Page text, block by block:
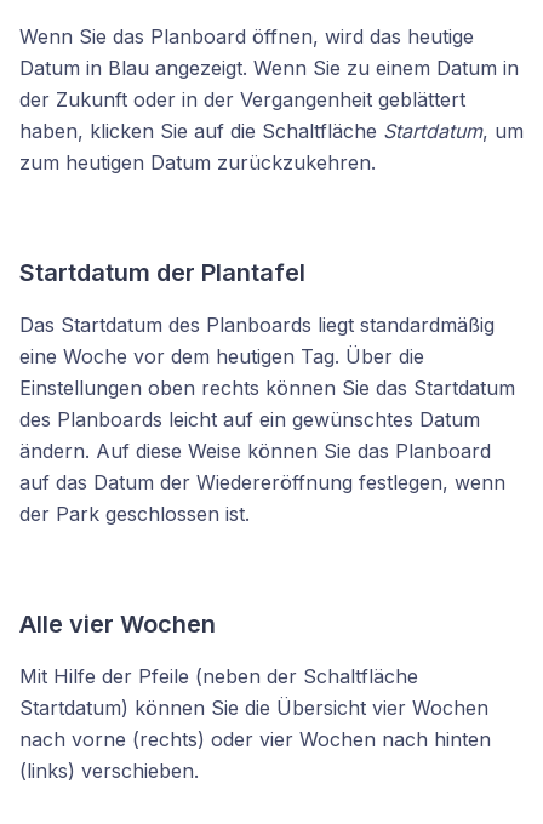
Wenn Sie das Planboard öffnen, wird das heutige
Datum in Blau angezeigt. Wenn Sie zu einem Datum in
der Zukunft oder in der Vergangenheit geblättert
haben, klicken Sie auf die Schaltfläche Startdatum, um
zum heutigen Datum zurückzukehren.
Startdatum der Plantafel
Das Startdatum des Planboards liegt standardmäßig
eine Woche vor dem heutigen Tag. Über die
Einstellungen oben rechts können Sie das Startdatum
des Planboards leicht auf ein gewünschtes Datum
ändern. Auf diese Weise können Sie das Planboard
auf das Datum der Wiedereröffnung festlegen, wenn
der Park geschlossen ist.
Alle vier Wochen
Mit Hilfe der Pfeile (neben der Schaltfläche
Startdatum) können Sie die Übersicht vier Wochen
nach vorne (rechts) oder vier Wochen nach hinten
(links) verschieben.